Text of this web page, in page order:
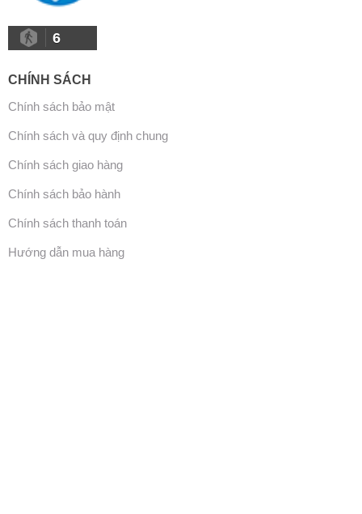
6
CHÍNH SÁCH
Chính sách bảo mật
Chính sách và quy định chung
Chính sách giao hàng
Chính sách bảo hành
Chính sách thanh toán
Hướng dẫn mua hàng